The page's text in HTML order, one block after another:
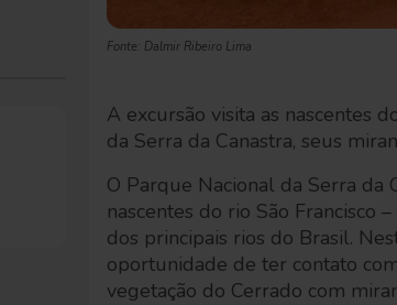
Fonte: Dalmir Ribeiro Lima
A excursão visita as nascentes
da Serra da Canastra, seus
O Parque Nacional da Serra da
nascentes do rio São Francisco
dos principais rios do Brasil.
oportunidade de ter contato
vegetação do Cerrado com